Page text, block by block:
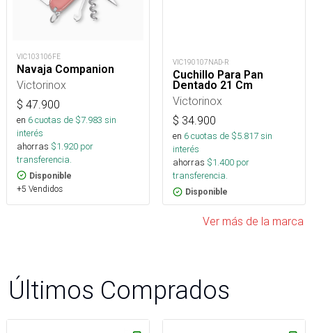
VIC103106FE
Navaja Companion
Victorinox
$ 47.900
en 6cuotas de $7.983 sin
interés
ahorras $1.920 por
transferencia.
Disponible
+5 Vendidos
VIC190107NAD-R
Cuchillo Para Pan
Dentado 21 Cm
Victorinox
$ 34.900
en 6cuotas de $5.817sin
interés
ahorras $1.400 por
transferencia.
Disponible
Ver más de la marca
Últimos Comprados